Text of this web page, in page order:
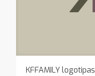
KFFAMILY logotipas